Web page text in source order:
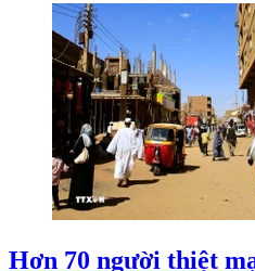
Hơn 70 người thiệt